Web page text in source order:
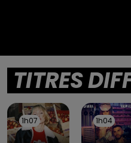
TITRES
1h07
1h07 1h04
1h04